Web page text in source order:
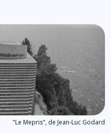
"Le Mepris", de Jean-Luc Godard